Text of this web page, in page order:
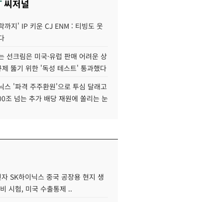
씨저널
까지' IP 키운 CJ ENM : 티빙도 웃
선크림은 미국·유럽 판매 어려운 상
뚫기 위한 '독성 테스트' 통과했다
스 '파격 주주환원'으로 투심 달래고
조 넘는 추가 배당 재원에 쏠리는 눈
SK하이닉스 중국 공장용 현지 생
시험, 미국 수출통제 ..